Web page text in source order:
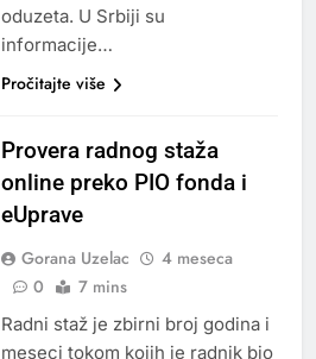
oduzeta. U Srbiji su
informacije…
Pročitajte više
Provera radnog staža
online preko PIO fonda i
eUprave
Gorana Uzelac
4 meseca
0
7 mins
Radni staž je zbirni broj godina i
meseci tokom kojih je radnik bio